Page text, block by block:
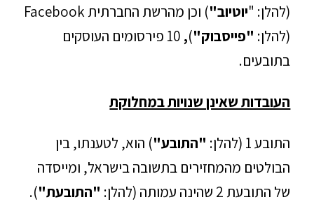
(להלן: "יוטיוב"
) וכן מהרשת החברתית Facebook
(להלן: "פייסבוק")
,
10 פירסומים העוסקים
בתובעים.
העובדות שאינן שנויות במחלוקת
התובע 1 (להלן: "התובע") הוא, לטענתו, בין
הבולטים מהמחזירים בתשובה בישראל, ומייסדה
של התובעת 2 שהינה עמותה (להלן:
"התובעת").